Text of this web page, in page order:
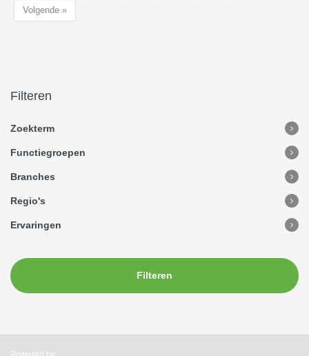
Volgende »
Filteren
Zoekterm
Functiegroepen
Branches
Regio's
Ervaringen
Filteren